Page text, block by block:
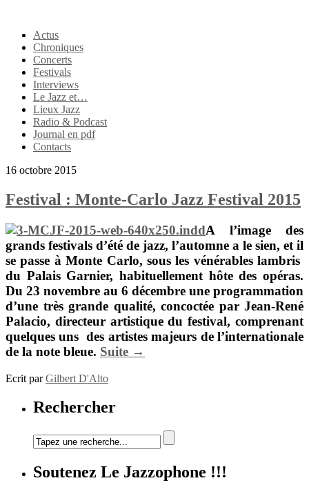
Actus
Chroniques
Concerts
Festivals
Interviews
Le Jazz et…
Lieux Jazz
Radio & Podcast
Journal en pdf
Contacts
16 octobre 2015
Festival : Monte-Carlo Jazz Festival 2015
A l’image des
grands festivals d’été de jazz, l’automne a le sien, et il
se passe àMonte Carlo, sous les vénérables lambris
du Palais Garnier, habituellement hôte des opéras.
Du 23 novembre au 6 décembre une programmation
d’une très grande qualité, concoctée par Jean-René
Palacio, directeur artistique du festival, comprenant
quelques uns des artistes majeurs de l’internationale
de la note bleue. Suite →
Ecrit parGilbert D'Alto
Rechercher
Soutenez Le Jazzophone !!!